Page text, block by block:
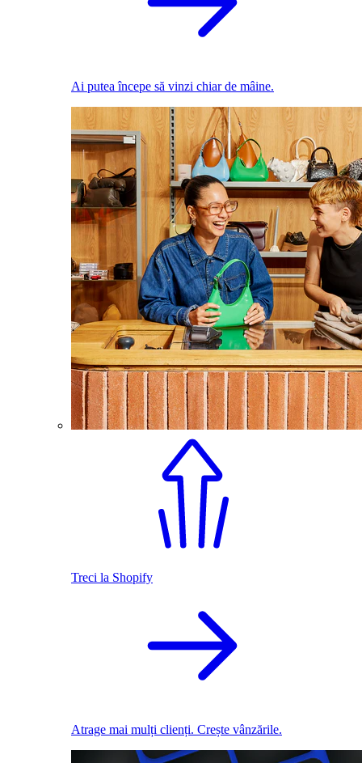
Ai putea începe să vinzi chiar de mâine.
Treci la Shopify
Atrage mai mulți clienți. Crește vânzările.